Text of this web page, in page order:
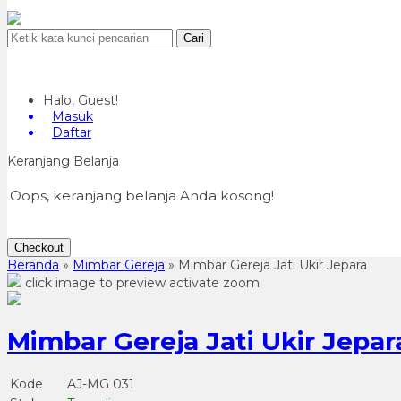
Cari
Halo, Guest!
Masuk
Daftar
Keranjang Belanja
Oops, keranjang belanja Anda kosong!
Checkout
Beranda » Mimbar Gereja » Mimbar Gereja Jati Ukir Jepara
click image to preview activate zoom
Mimbar Gereja Jati Ukir
Kode
AJ-MG 031